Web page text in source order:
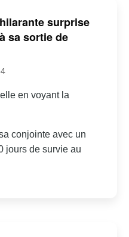
surprise
sa sortie de
en voyant la
conjointe avec un
jours de survie au